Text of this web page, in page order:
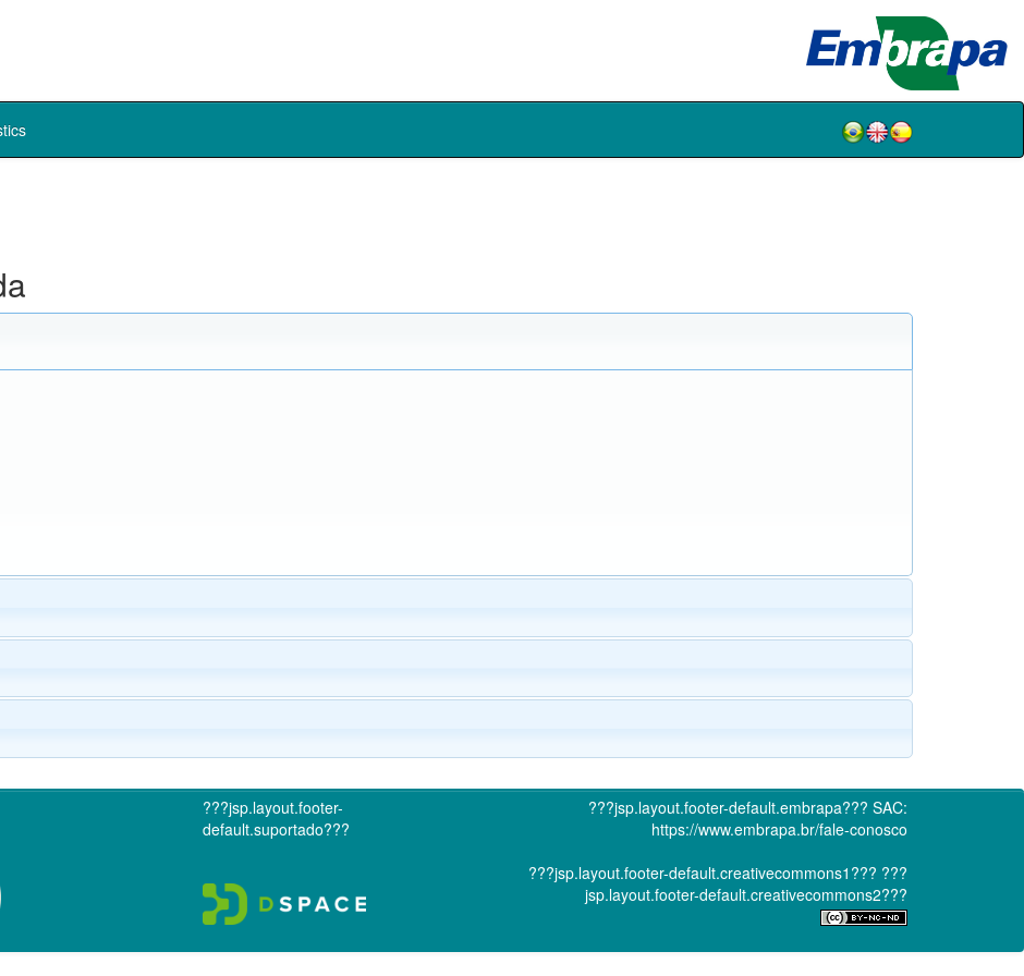
???jsp.layout.footer-
default.suportado???
???jsp.layout.footer-default.embrapa??? SAC:
https://www.embrapa.br/fale-conosco
???jsp.layout.footer-default.creativecommons1??? ???
jsp.layout.footer-default.creativecommons2???